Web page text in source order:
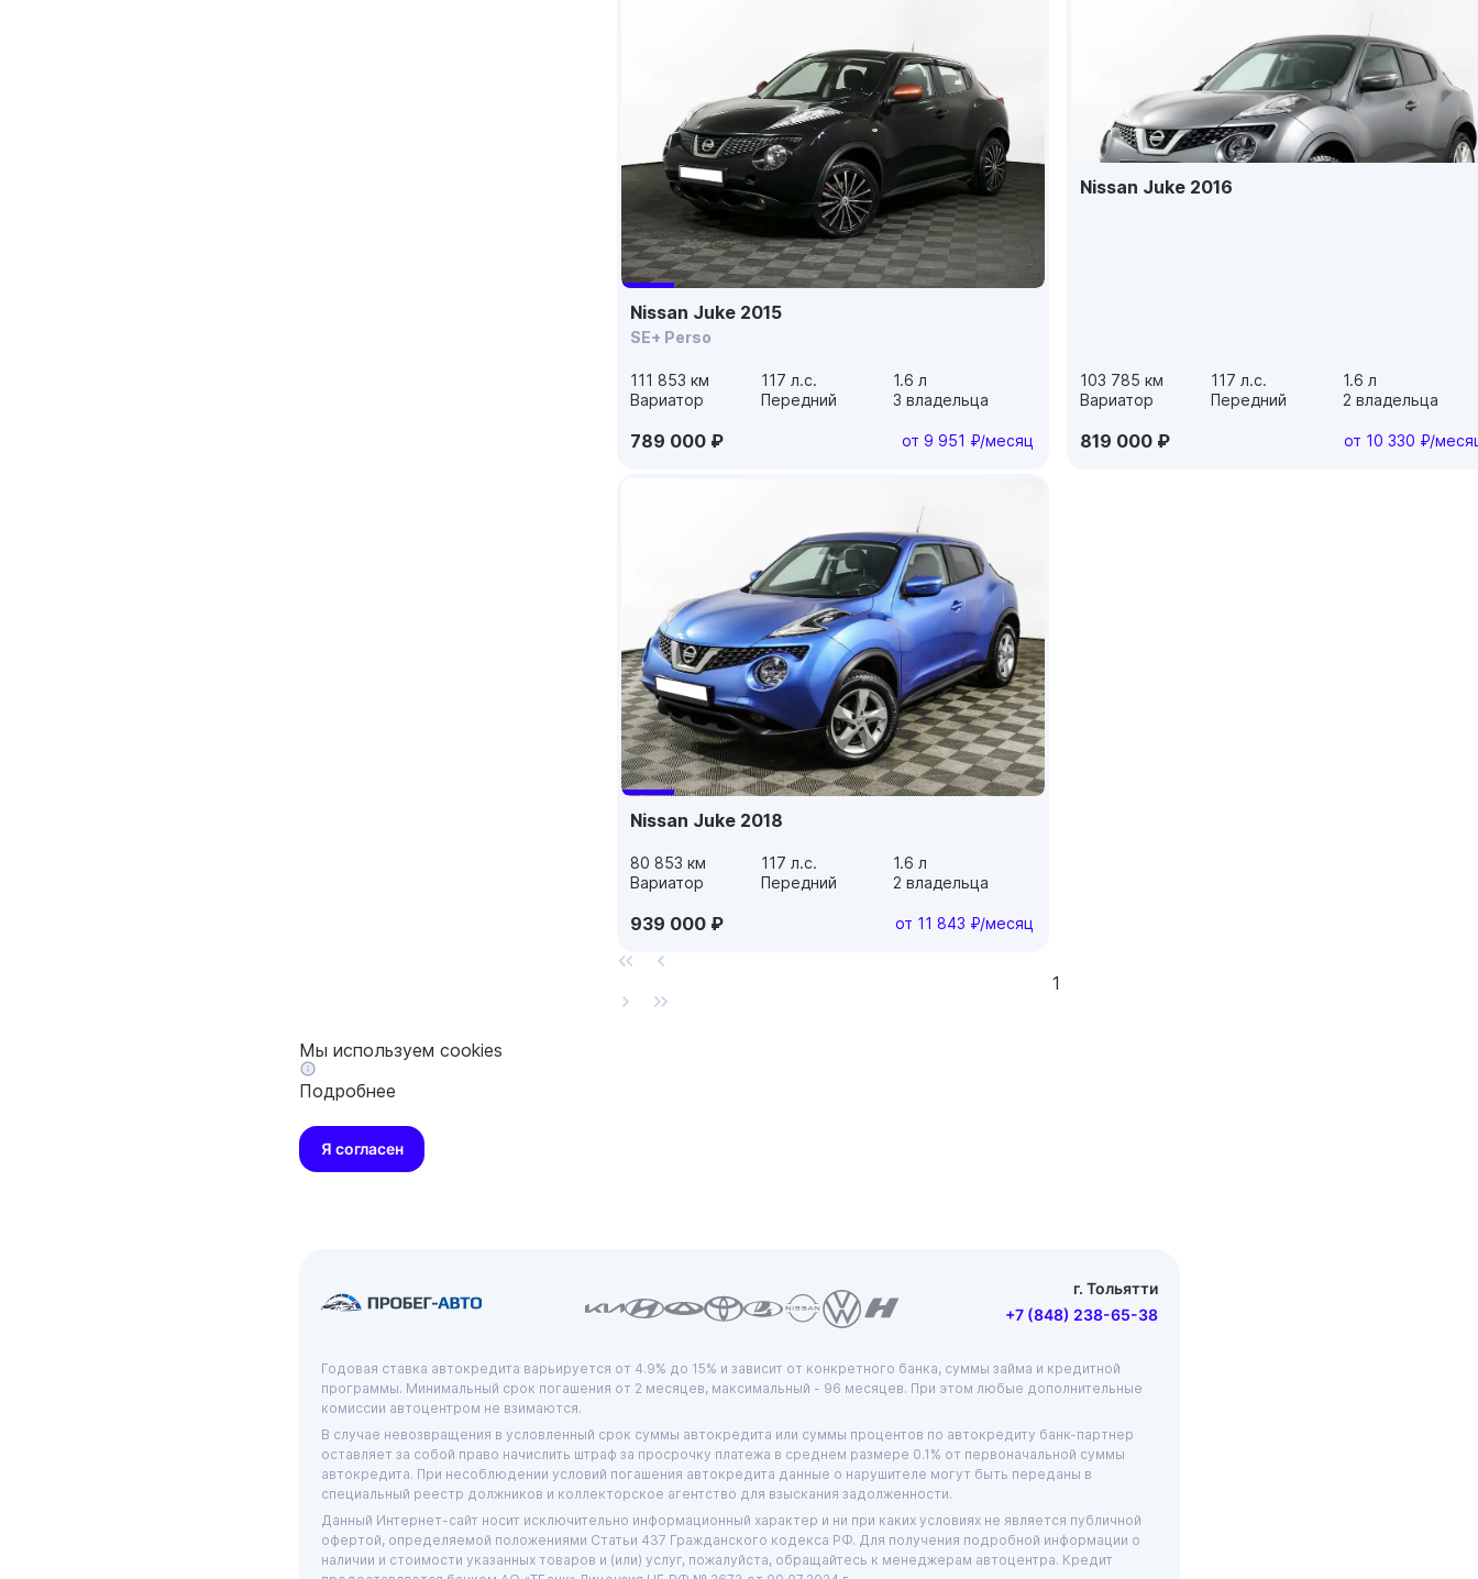
Nissan Juke 2015
SE+ Perso
111 853 км 117 л.с.
1.6 л
Вариатор
Передний 3 владельца
789 000 ₽ от 9 951 ₽/месяц
Nissan Juke 2016
103 785 км 117 л.с.
1.6 л
Вариатор
Передний 2 владельца
819 000 ₽ от 10 330 ₽/
Nissan Juke 2018
80 853 км 117 л.с.
1.6 л
Вариатор
Передний 2 владельца
939 000 ₽ от 11 843 ₽/месяц
1
Мы используем cookies
Подробнее
Я согласен
г. Тольятти
+7 (848) 238-65-38
Годовая ставка автокредита варьируется от 4.9% до 15% и зависит от конкретного банка, суммы займа и кредитной
программы. Минимальный срок погашения от 2 месяцев, максимальный - 96 месяцев. При этом любые дополнительные
комиссии автоцентром не взимаются.
В случае невозвращения в условленный срок суммы автокредита или суммы процентов по автокредиту банк-партнер
оставляет за собой право начислить штраф за просрочку платежа в среднем размере 0.1% от первоначальной суммы
автокредита. При несоблюдении условий погашения автокредита данные о нарушителе могут быть переданы в
специальный реестр должников и коллекторское агентство для взыскания задолженности.
Данный Интернет-сайт носит исключительно информационный характер и ни при каких условиях не является публичной
офертой, определяемой положениями Статьи 437 Гражданского кодекса РФ. Для получения подробной информации о
наличии и стоимости указанных товаров и (или) услуг, пожалуйста, обращайтесь к менеджерам автоцентра. Кредит